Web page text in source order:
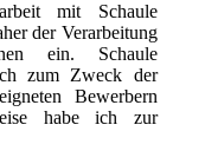
mit Schaule
der Verarbeitung
ein. Schaule
zum Zweck der
Bewerbern
habe ich zur